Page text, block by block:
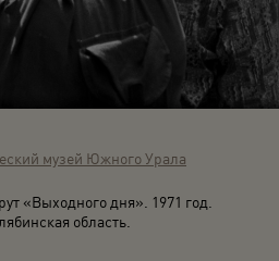
музей Южного Урала
«Выходного дня». 1971 год.
область.